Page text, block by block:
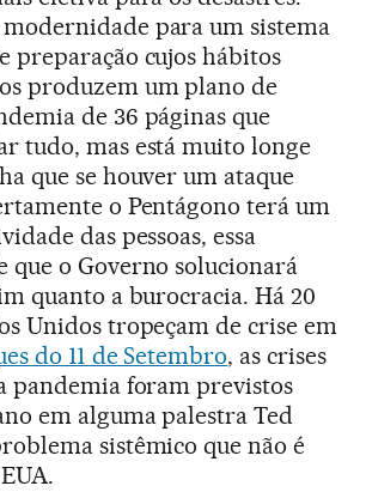
para um sistema
preparação cujos hábitos
produzem um plano de
de 36 páginas que
tudo, mas está muito longe
que se houver um ataque
o Pentágono terá um
das pessoas, essa
que o Governo solucionará
quanto a burocracia. Há 20
Unidos tropeçam de crise em
do 11 de Setembro, as crises
pandemia foram previstos
em alguma palestra Ted
sistêmico que não é